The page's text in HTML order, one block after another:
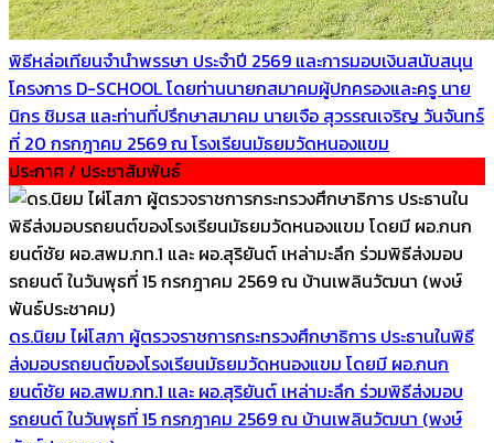
พิธีหล่อเทียนจำนำพรรษา ประจำปี 2569 และการมอบเงินสนับสนุน
โครงการ D-SCHOOL โดยท่านนายกสมาคมผู้ปกครองและครู นาย
นิกร ชิมรส และท่านที่ปรึกษาสมาคม นายเจือ สุวรรณเจริญ วันจันทร์
ที่ 20 กรกฎาคม 2569 ณ โรงเรียนมัธยมวัดหนองแขม
ประกาศ / ประชาสัมพันธ์
ดร.นิยม ไผ่โสภา ผู้ตรวจราชการกระทรวงศึกษาธิการ ประธานในพิธี
ส่งมอบรถยนต์ของโรงเรียนมัธยมวัดหนองแขม โดยมี ผอ.กนก
ยนต์ชัย ผอ.สพม.กท.1 และ ผอ.สุริยันต์ เหล่ามะลึก ร่วมพิธีส่งมอบ
รถยนต์ ในวันพุธที่ 15 กรกฎาคม 2569 ณ บ้านเพลินวัฒนา (พงษ์